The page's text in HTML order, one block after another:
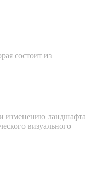
состоит из
изменению ландшафта
визуального